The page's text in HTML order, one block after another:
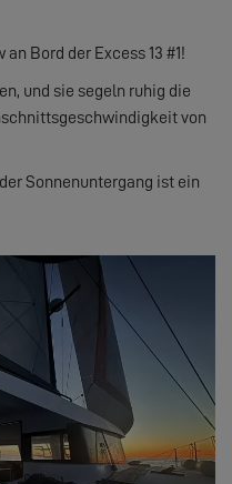
Bord der Excess 13 #1!
und sie segeln ruhig die
von
Sonnenuntergang ist ein